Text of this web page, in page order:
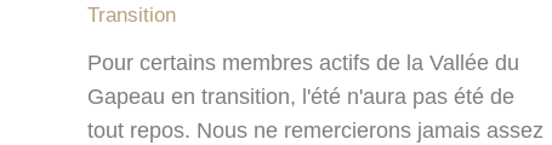
Transition
Pour certains membres actifs de la Vallée du
Gapeau en transition, l'été n'aura pas été de
tout repos. Nous ne remercierons jamais assez